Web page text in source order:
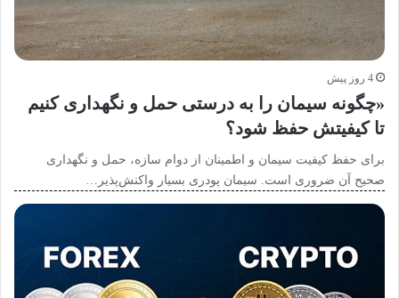
4 روز پیش
«چگونه سیمان را به درستی حمل و نگهداری کنیم
تا کیفیتش حفظ شود؟
برای حفظ کیفیت سیمان و اطمینان از دوام سازه، حمل و نگهداری
صحیح آن ضروری است. سیمان پودری بسیار واکنش‌پذیر…